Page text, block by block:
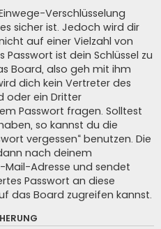
Verschlüsselung
sicher ist. Jedoch wird dir
auf einer Vielzahl von
Passwort ist dein Schlüssel zu
Board, also geh mit ihm
dich kein Vertreter des
oder ein Dritter
Passwort fragen. Solltest
so kannst du die
vergessen“ benutzen. Die
nach deinem
Mail-Adresse und sendet
Passwort an diese
das Board zugreifen kannst.